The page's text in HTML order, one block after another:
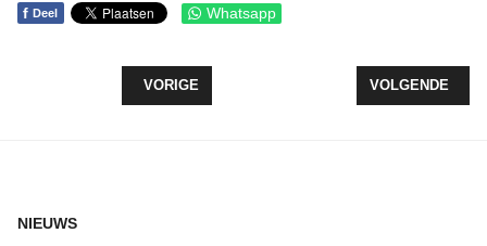
f Deel Whatsapp
VORIG ARTIKEL: LIONS EN ROTARY PUBQUIZ OP
VORIGE VOLGENDE
VOLGENDE
NIEUWS